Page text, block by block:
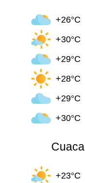
+26°C
+30°C
+29°C
+28°C
+29°C
+30°C
+23°C